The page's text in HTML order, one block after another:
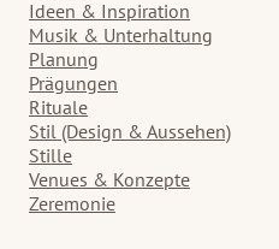
Ideen & Inspiration
Musik & Unterhaltung
Planung
Prägungen
Rituale
Stil (Design & Aussehen)
Stille
Venues & Konzepte
Zeremonie